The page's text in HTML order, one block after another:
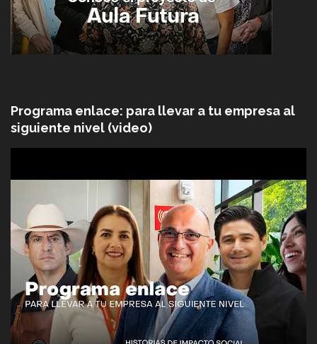
Programa enlace: para llevar a tu empresa al
siguiente nivel (video)